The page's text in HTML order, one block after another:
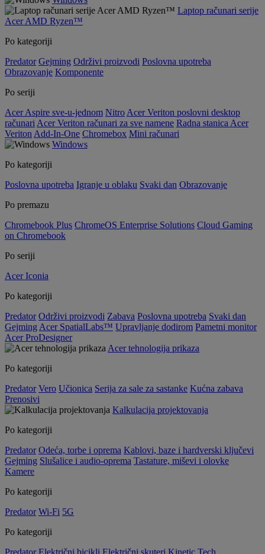
Laptop računari serije
Acer AMD Ryzen™
Po kategoriji
Predator Gejming Održivi proizvodi Poslovna upotreba
Obrazovanje Komponente
Po seriji
Acer Aspire sve-u-jednom Nitro Acer Veriton poslovni desktop
računari Acer Veriton računari za sve namene Radna stanica Acer
Veriton Add-In-One Chromebox Mini računari
Windows
Po kategoriji
Poslovna upotreba Igranje u oblaku Svaki dan Obrazovanje
Po premazu
Chromebook Plus ChromeOS Enterprise Solutions Cloud Gaming
on Chromebook
Po seriji
Acer Iconia
Po kategoriji
Predator Održivi proizvodi Zabava Poslovna upotreba Svaki dan
Gejming Acer SpatialLabs™ Upravljanje dodirom Pametni monitor
Acer ProDesigner
Acer tehnologija prikaza
Po kategoriji
Predator Vero Učionica Serija za sale za sastanke Kućna zabava
Prenosivi
Kalkulacija projektovanja
Po kategoriji
Predator Odeća, torbe i oprema Kablovi, baze i hardverski ključevi
Gejming Slušalice i audio-oprema Tastature, miševi i olovke
Kamere
Po kategoriji
Predator Wi-Fi 5G
Po kategoriji
Predator Električni bicikli Električni skuteri Kinetic Tech